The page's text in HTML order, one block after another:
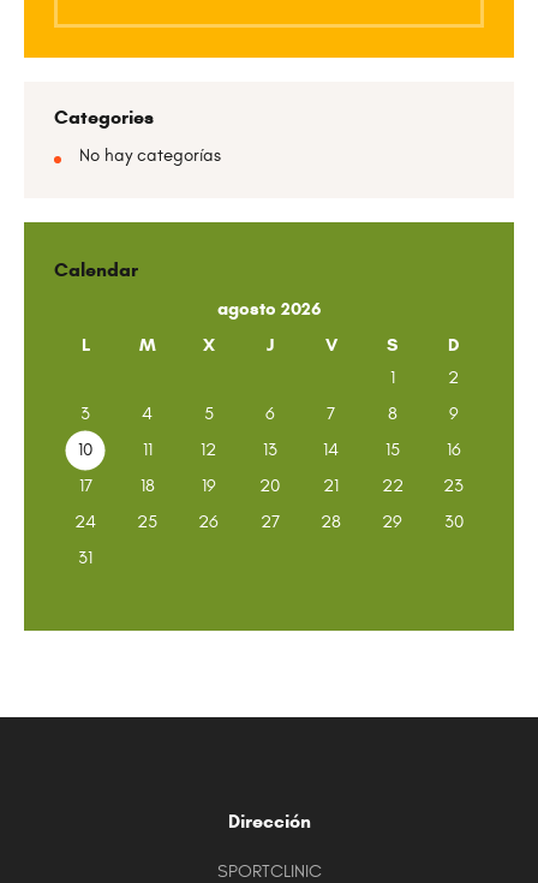
Categories
No hay categorías
Calendar
agosto 2026
L
M X J V S D
1
2
3
4 5 6 7 8
9
10
11 12 13 14 15
16
17
18 19 20 21 22
23
24
25 26 27 28 29
30
31
Dirección
SPORTCLINIC